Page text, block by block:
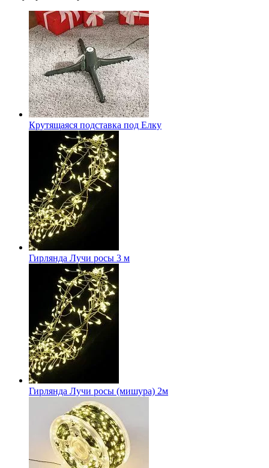
Крутящаяся подставка под Елку
Гирлянда Лучи росы 3 м
Гирлянда Лучи росы (мишура) 2м